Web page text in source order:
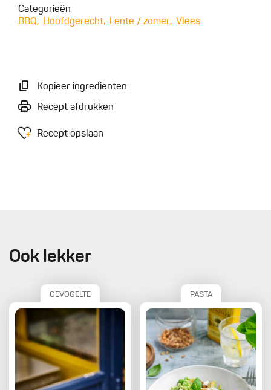
Categorieën
BBQ
Hoofdgerecht Lente / zomer Vlees
Kopieer ingrediënten
Recept afdrukken
Recept opslaan
Ook lekker
GEVOGELTE PASTA